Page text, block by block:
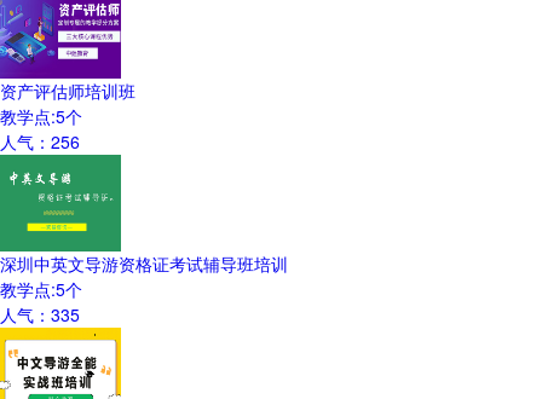
资产评估师培训班
教学点:5个
人气： 256
深圳中英文导游资格证考试辅导班培训
教学点:5个
人气： 335